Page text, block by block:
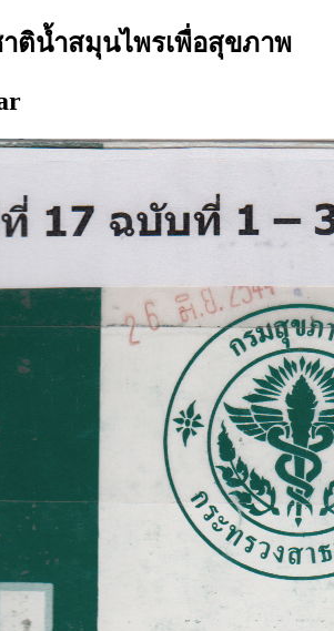
ติน้ำสมุนไพรเพื่อสุขภาพ